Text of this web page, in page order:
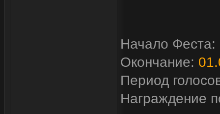
Начало Феста:
Окончание:
Период
Награждение